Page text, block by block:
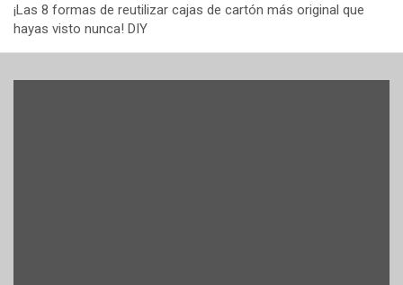
¡Las 8 formas de reutilizar cajas de cartón más original que
hayas visto nunca! DIY